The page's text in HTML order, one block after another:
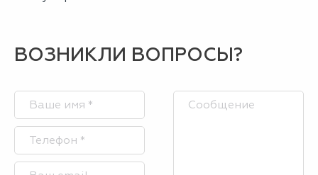
ВОЗНИКЛИ ВОПРОСЫ?